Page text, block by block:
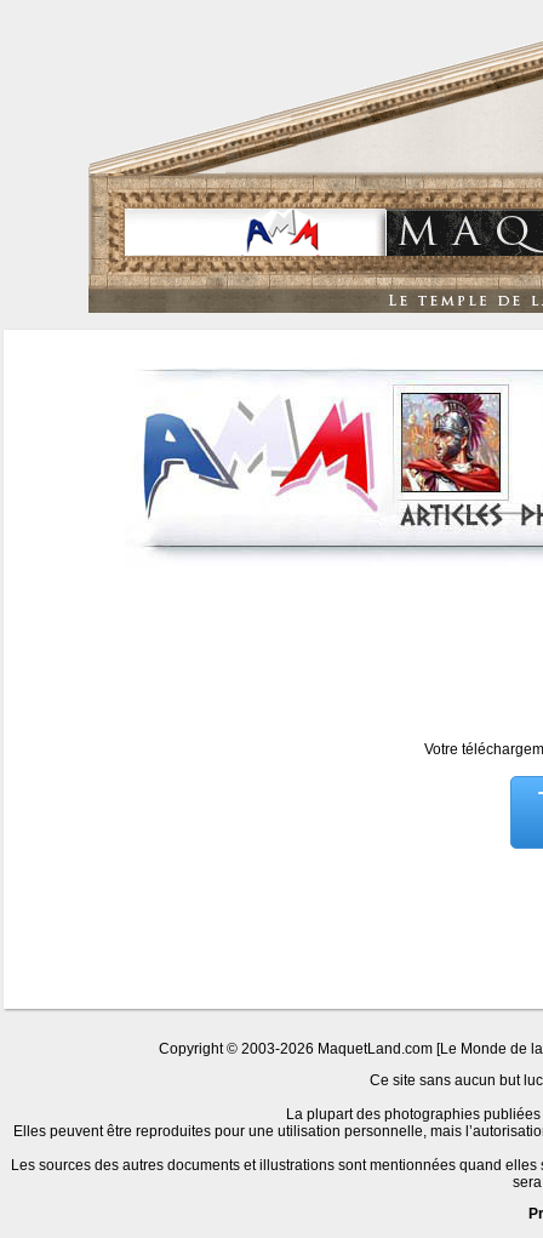
Votre
Copyright © 2003-2026 MaquetLand.com [Le Monde de
Ce site sans aucun but
La plupart des photographies
Elles peuvent être reproduites pour une utilisation personnelle, mais
Les sources des autres documents et illustrations sont mentionnées quand